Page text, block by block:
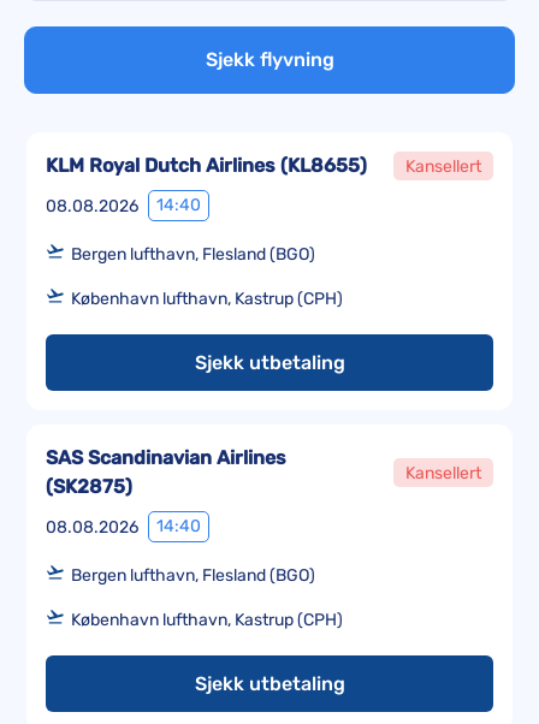
Sjekk flyvning
08.08.2026 14:40
KLM Royal Dutch Airlines (KL8655) Kansellert
Bergen lufthavn, Flesland (BGO)
København lufthavn, Kastrup (CPH)
Sjekk utbetaling
08.08.2026 14:40
SAS Scandinavian Airlines
(SK2875)
Kansellert
Bergen lufthavn, Flesland (BGO)
København lufthavn, Kastrup (CPH)
Sjekk utbetaling